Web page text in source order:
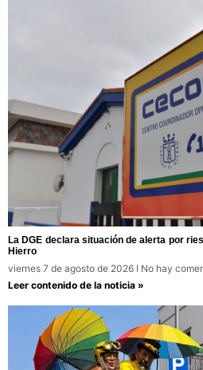
La DGE declara situación de alerta por
Hierro
viernes 7 de agosto de 2026
No hay
Leer contenido de la noticia »